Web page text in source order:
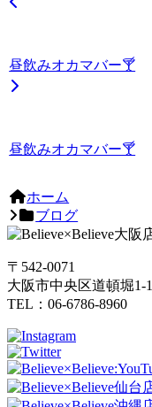
昼飲みオカマバー🍸
昼飲みオカマバー🍸
ホーム
ブログ
〒542-0071
大阪市中央区道頓堀1-
TEL：06-6786-8960